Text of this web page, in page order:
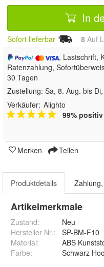
In
Sofort lieferbar 8 Auf
, Lastschrift,
Ratenzahlung,
30 Tagen
Zustellung: Sa, 8. Aug. bis
Verkäufer: Alighto
99% positiv
Merken Teilen
Produktdetails
Artikelmerkmale
Zustand:
Neu
Hersteller Nr.:
SP-BM-F10
Material:
ABS
Farbe: Schwarz